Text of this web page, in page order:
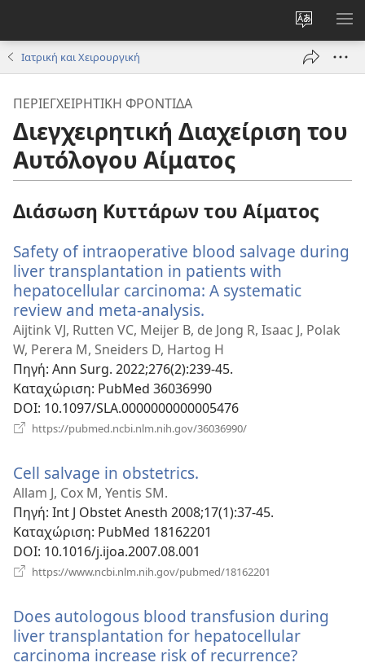
Αλλαγή
γλώσσας
Ιατρική και Χειρουργική
ΠΕΡΙΕΓΧΕΙΡΗΤΙΚΉ ΦΡΟΝΤΊΔΑ
Διεγχειρητική Διαχείριση του
Αυτόλογου Αίματος
Διάσωση Κυττάρων του Αίματος
Safety of intraoperative blood salvage during
liver transplantation in patients with
hepatocellular carcinoma: A systematic
review and meta-analysis.
νέο
παράθυρο)
Aijtink VJ, Rutten VC, Meijer B, de Jong R, Isaac J, Polak
W, Perera M, Sneiders D, Hartog H
Πηγή‎: Ann Surg. 2022;276(2):239-45.
Καταχώριση‎: PubMed 36036990
DOI‎: 10.1097/SLA.0000000000005476
https://pubmed.ncbi.nlm.nih.gov/36036990/
Cell salvage in obstetrics.
παράθυρο)
Allam J, Cox M, Yentis SM.
Πηγή‎: Int J Obstet Anesth 2008;17(1):37-45.
Καταχώριση‎: PubMed 18162201
DOI‎: 10.1016/j.ijoa.2007.08.001
https://www.ncbi.nlm.nih.gov/pubmed/18162201
Does autologous blood transfusion during
liver transplantation for hepatocellular
carcinoma increase risk of recurrence?